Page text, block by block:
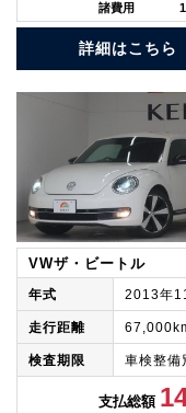
諸費用
詳細はこちら
VWザ・ビートル
年式 2013年
走行距離
検査期限 車検整備
支払総額